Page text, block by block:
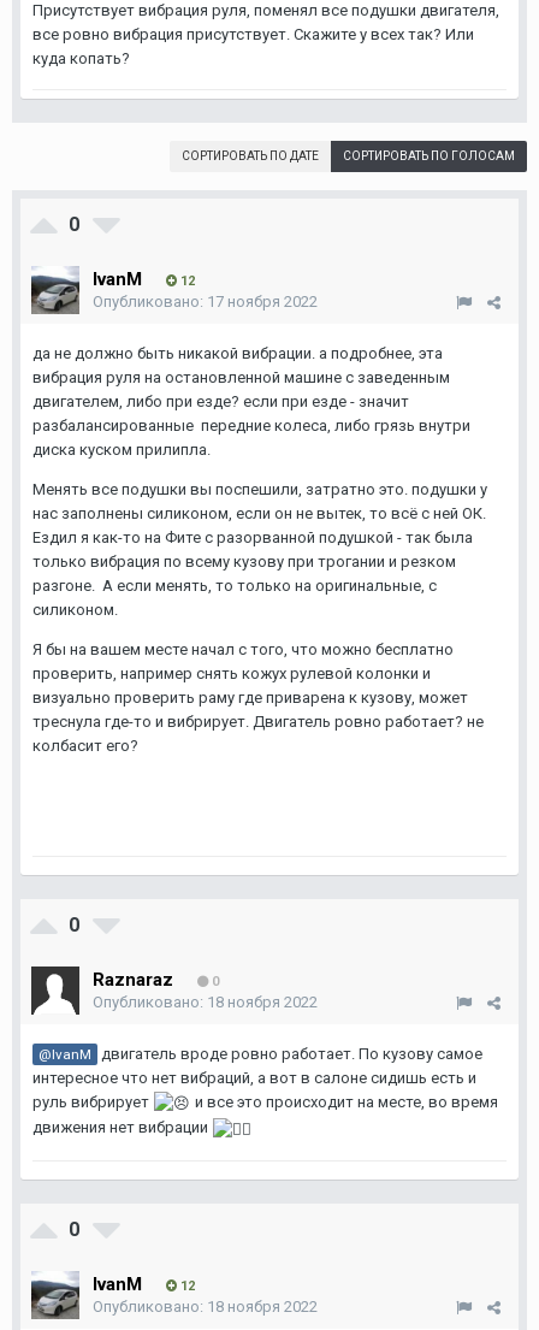
Присутствует вибрация руля, поменял все подушки двигателя,
все ровно вибрация присутствует. Скажите у всех так? Или
куда копать?
СОРТИРОВАТЬ ПО ГОЛОСАМ
СОРТИРОВАТЬ ПО ДАТЕ
0
IvanM 12
Опубликовано: 17 ноября 2022
да не должно быть никакой вибрации. а подробнее, эта
вибрация руля на остановленной машине с заведенным
двигателем, либо при езде? если при езде - значит
разбалансированные передние колеса, либо грязь внутри
диска куском прилипла.
Менять все подушки вы поспешили, затратно это. подушки у
нас заполнены силиконом, если он не вытек, то всё с ней ОК.
Ездил я как-то на Фите с разорванной подушкой - так была
только вибрация по всему кузову при трогании и резком
разгоне. А если менять, то только на оригинальные, с
силиконом.
Я бы на вашем месте начал с того, что можно бесплатно
проверить, например снять кожух рулевой колонки и
визуально проверить раму где приварена к кузову, может
треснула где-то и вибрирует. Двигатель ровно работает? не
колбасит его?
0
Raznaraz 0
Опубликовано: 18 ноября 2022
@IvanM
двигатель вроде ровно работает. По кузову самое
интересное что нет вибраций, а вот в салоне сидишь есть и
руль вибрирует
и все это происходит на месте, во время
движения нет вибрации
0
IvanM 12
Опубликовано: 18 ноября 2022